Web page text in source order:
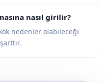
nasıl girilir?
kök nedenler olabileceği